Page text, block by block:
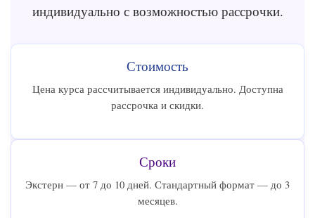
индивидуально с возможностью рассрочки.
Стоимость
Цена курса рассчитывается индивидуально. Доступна
рассрочка и скидки.
Сроки
Экстерн — от 7 до 10 дней. Стандартный формат — до 3
месяцев.